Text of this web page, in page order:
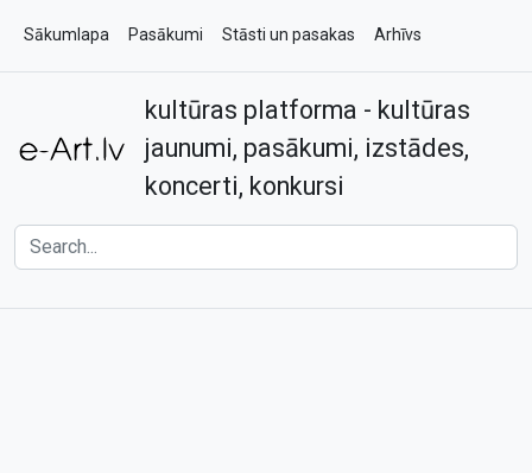
Sākumlapa Pasākumi Stāsti un pasakas Arhīvs
Kontakti
kultūras platforma - kultūras
jaunumi, pasākumi, izstādes,
koncerti, konkursi